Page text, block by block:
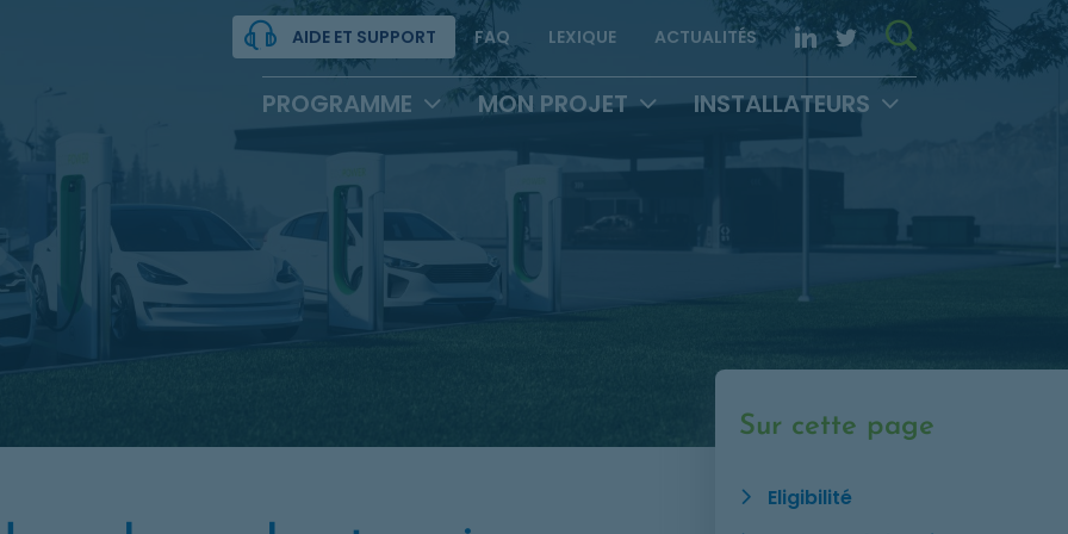
AIDE ET SUPPORT FAQ LEXIQUE ACTUALITÉS LinkedIn. Opens in new
Twitter. Opens in
PROGRAMME MON PROJET INSTALLATEURS
Sur cette page
Eligibilité